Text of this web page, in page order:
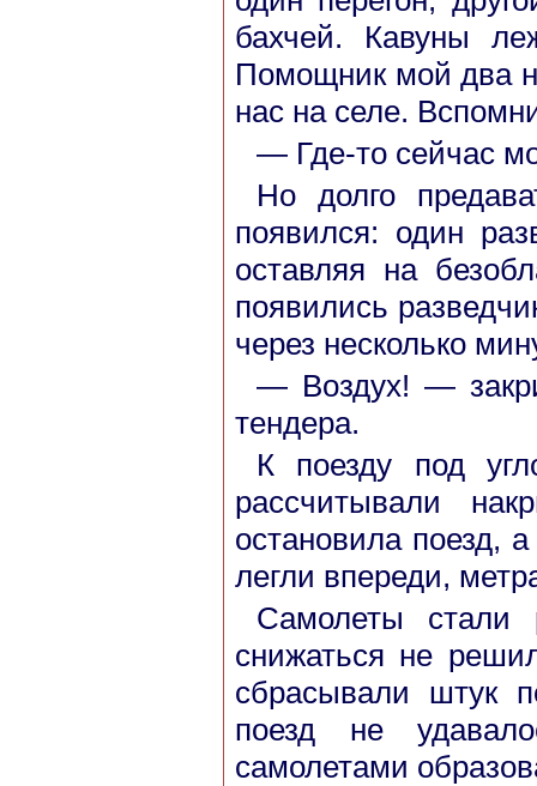
бахчей. Кавуны
Помощник мой два
нас на селе.
— Где-то сейчас
Но долго
появился: один
оставляя на
появились
через несколько
— Воздух! —
тендера.
К поезду под
рассчитывали
остановила поезд,
легли впереди,
Самолеты стали
снижаться не
сбрасывали штук
поезд не
самолетами